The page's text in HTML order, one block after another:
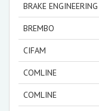
BRAKE ENGINEERING
BREMBO
CIFAM
COMLINE
COMLINE